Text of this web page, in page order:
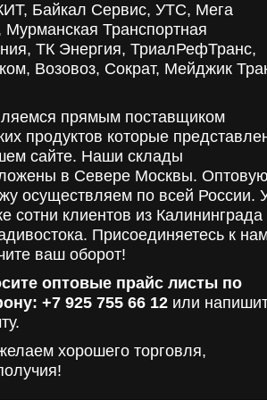
Байкал Сервис, УТС, Мега
Мурманская Транспортная
ТК Энергия, ТриалРефТранс,
Возовоз, Сократ, Мейджик
прямым поставщиком
продуктов которые
сайте. Наши склады
в Севере Москвы. Оптовую
осуществляем по всей России.
сотни клиентов из Калининграда
Присоединяетесь к
ваш оборот!
оптовые прайс листы по
+7 925 755 66 12 или
хорошего торговля,